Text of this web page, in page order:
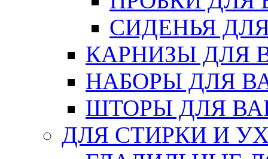
СИДЕНЬЯ
КАРНИЗЫ ДЛЯ
НАБОРЫ ДЛЯ
ШТОРЫ ДЛЯ
ДЛЯ СТИРКИ И